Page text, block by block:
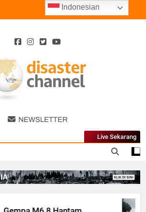
Disaster
Channel
NEWSLETTER
Live Sekarang
Indonesian